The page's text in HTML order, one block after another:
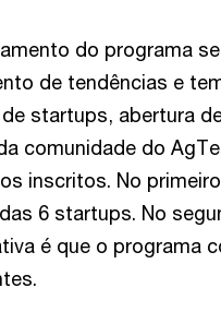
do programa
de tendências e
startups, abertura
comunidade do
inscritos. No
6 startups. No
é que o programa